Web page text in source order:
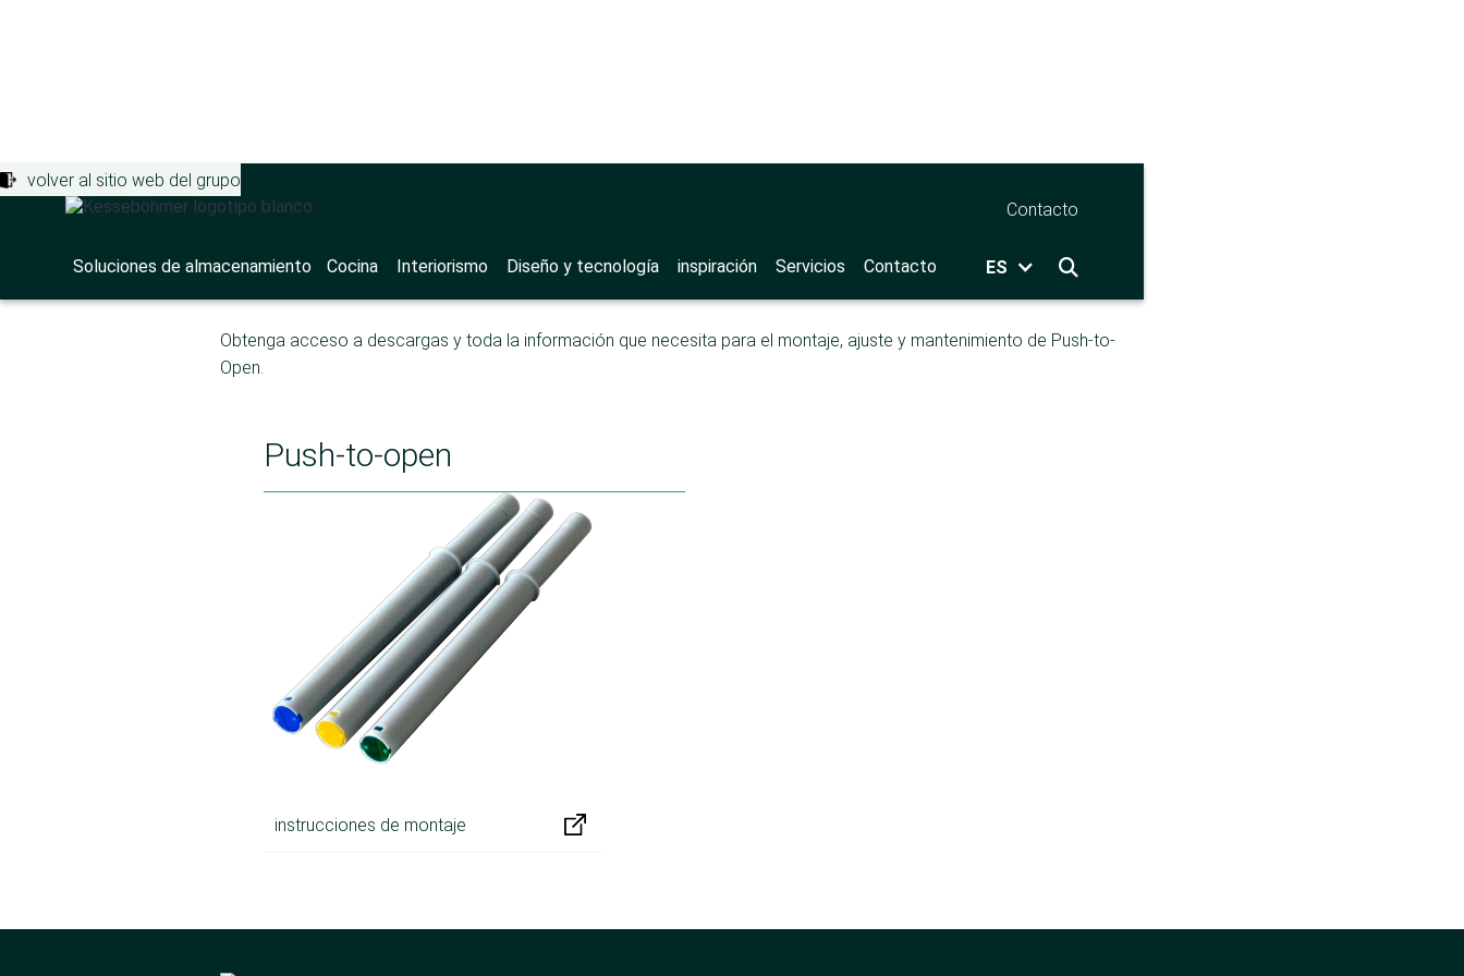
volver al sitio web del grupo
Contacto
ES
Soluciones de almacenamiento Cocina Interiorismo Diseño y tecnología inspiración Servicios Contacto 
Soluciones de almacenamiento
Push-to-open
Obtenga acceso a descargas y toda la información que necesita para el montaje, ajuste y mantenimiento de Push-to-
Open.
Push-to-open
instrucciones de montaje